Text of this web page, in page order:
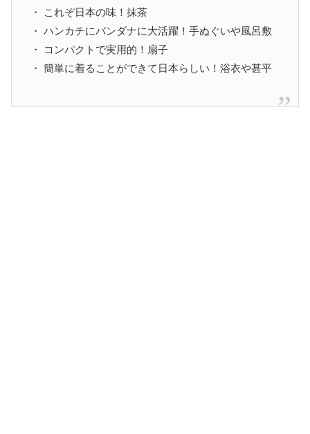
・ これぞ日本の味！抹茶
・ ハンカチにバンダナに大活躍！手ぬぐいや風呂敷
・ コンパクトで実用的！扇子
・ 簡単に着ることができて日本らしい！浴衣や甚平